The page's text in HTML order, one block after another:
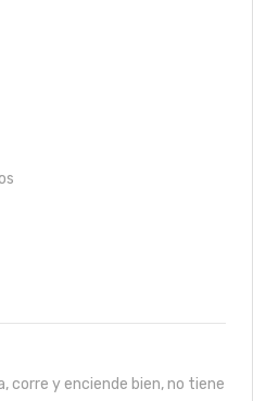
corre y enciende bien, no tiene